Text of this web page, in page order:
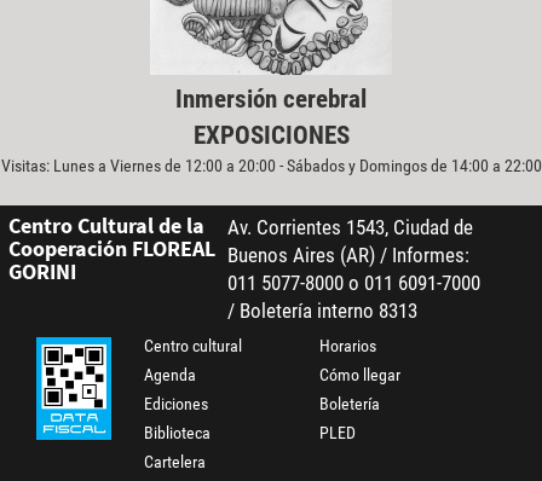
Inmersión cerebral
EXPOSICIONES
Visitas: Lunes a Viernes de 12:00 a 20:00 - Sábados y Domingos de 14:00 a 22:00
Centro Cultural de la
Cooperación FLOREAL
GORINI
Av. Corrientes 1543, Ciudad de
Buenos Aires (AR) / Informes:
011 5077-8000 o 011 6091-7000
/ Boletería interno 8313
Centro cultural
Agenda
Ediciones
Biblioteca
Cartelera
Horarios
Cómo llegar
Boletería
PLED